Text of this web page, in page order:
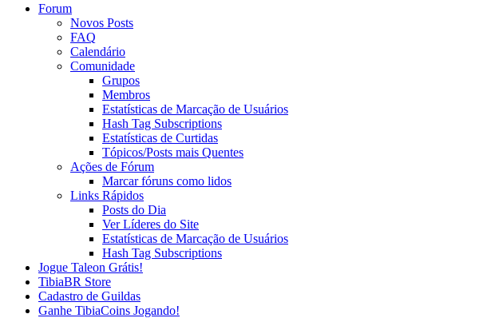
Forum
Novos Posts
FAQ
Calendário
Comunidade
Grupos
Membros
Estatísticas de Marcação de Usuários
Hash Tag Subscriptions
Estatísticas de Curtidas
Tópicos/Posts mais Quentes
Ações de Fórum
Marcar fóruns como lidos
Links Rápidos
Posts do Dia
Ver Líderes do Site
Estatísticas de Marcação de Usuários
Hash Tag Subscriptions
Jogue Taleon Grátis!
TibiaBR Store
Cadastro de Guildas
Ganhe TibiaCoins Jogando!